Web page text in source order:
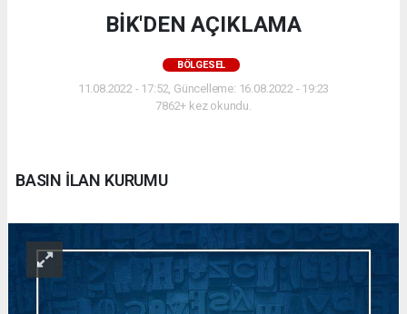
BİK'DEN AÇIKLAMA
BÖLGESEL
11.08.2022 - 17:52, Güncelleme: 16.08.2022 - 19:23
7862+ kez okundu.
BASIN İLAN KURUMU